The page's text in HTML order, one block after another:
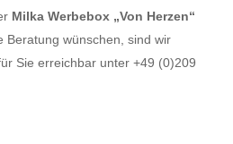
Milka Werbebox „Von Herzen“
Beratung wünschen, sind wir
Sie erreichbar unter +49 (0)209